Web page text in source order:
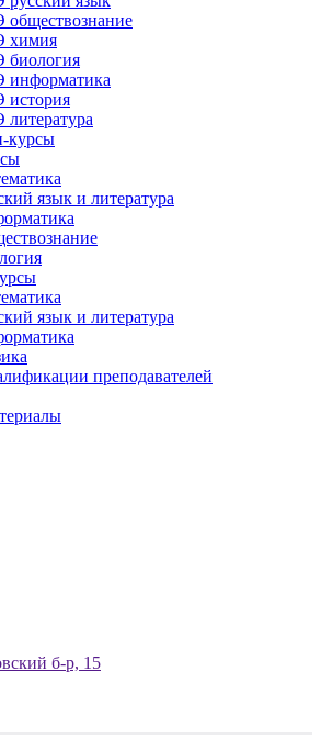
химия
биология
информатика
история
курсы
язык и литература
язык и литература
преподавателей
б-р, 15